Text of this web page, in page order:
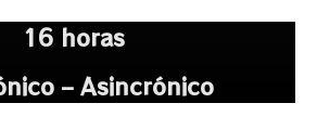
16 horas
– Asincrónico